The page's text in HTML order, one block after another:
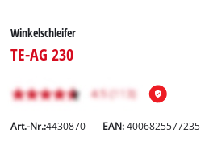
Winkelschleifer
TE-AG 230
Art.-Nr.:4430870 EAN:4006825577235